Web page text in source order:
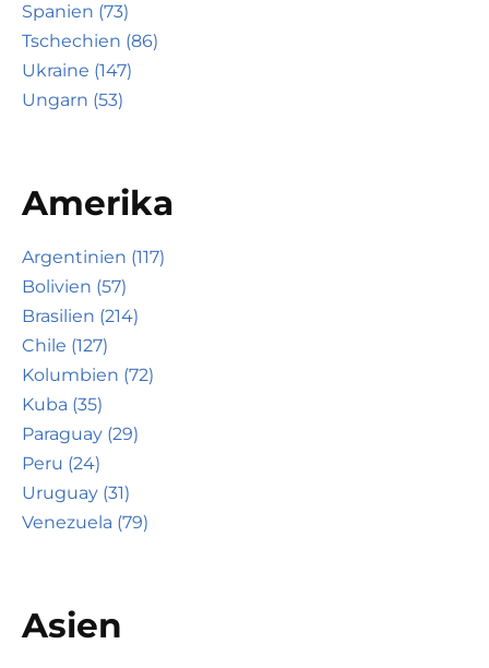
Spanien (73)
Tschechien (86)
Ukraine (147)
Ungarn (53)
Amerika
Argentinien (117)
Bolivien (57)
Brasilien (214)
Chile (127)
Kolumbien (72)
Kuba (35)
Paraguay (29)
Peru (24)
Uruguay (31)
Venezuela (79)
Asien